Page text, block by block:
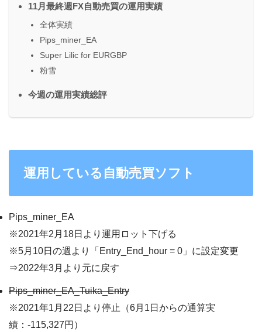
11月最終週FX自動売買の運用実績
全体実績
Pips_miner_EA
Super Lilic for EURGBP
粉雪
今週の運用実績総評
運用している自動売買ソフト
Pips_miner_EA
※2021年2月18日より運用ロット下げる
※5月10日の週より「Entry_End_hour = 0」に設定変更
⇒2022年3月より元に戻す
Pips_miner_EA_Tuika_Entry
※2021年1月22日より停止（6月1日からの通算実
績：-115,327円）